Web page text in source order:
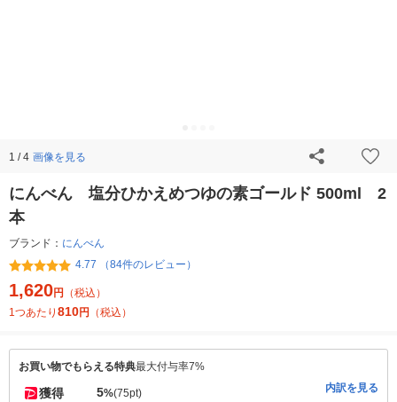
1 / 4 画像を見る
にんべん 塩分ひかえめつゆの素ゴールド 500ml 2
本
ブランド： にんべん
4.77 （84件のレビュー）
1,620円
（税込）
1つあたり 810円 （税込）
お買い物でもらえる特典最大付与率7%
獲得 5%(75pt) 内訳を見る